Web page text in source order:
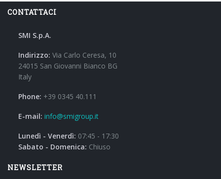
CONTATTACI
SMI S.p.A.
Indirizzo: Via Carlo Ceresa, 10
24015 San Giovanni Bianco BG
Italy
Phone: +39 0345 40.111
E-mail: info@smigroup.it
Lunedì - Venerdì: 07:45 - 17:30
Sabato - Domenica: Chiuso
NEWSLETTER